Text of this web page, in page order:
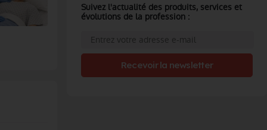
Suivez l'actualité des produits, services et
évolutions de la profession :
Recevoir la newsletter